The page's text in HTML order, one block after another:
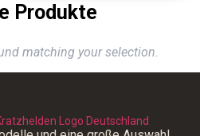
Produkte
matching your selection.